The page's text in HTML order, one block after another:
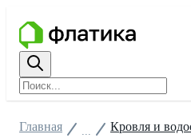
Главная